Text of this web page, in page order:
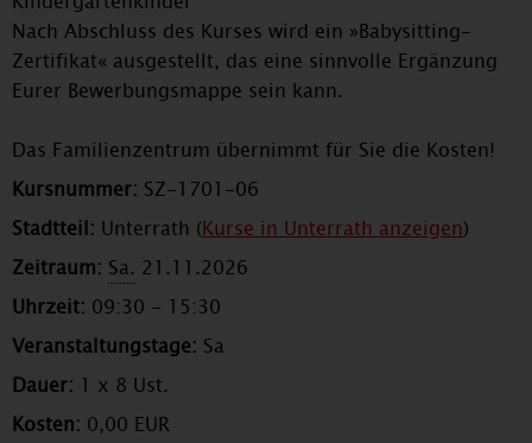
Nach Abschluss des Kurses wird ein »Babysitting-
Zertifikat« ausgestellt, das eine sinnvolle Ergänzung
Eurer Bewerbungsmappe sein kann.
Das Familienzentrum übernimmt für Sie die Kosten!
Kursnummer: SZ-1701-06
Stadtteil: Unterrath (Kurse in Unterrath anzeigen)
Zeitraum: Sa. 21.11.2026
Uhrzeit: 09:30 - 15:30
Veranstaltungstage: Sa
Dauer: 1 x 8 Ust.
Kosten: 0,00 EUR